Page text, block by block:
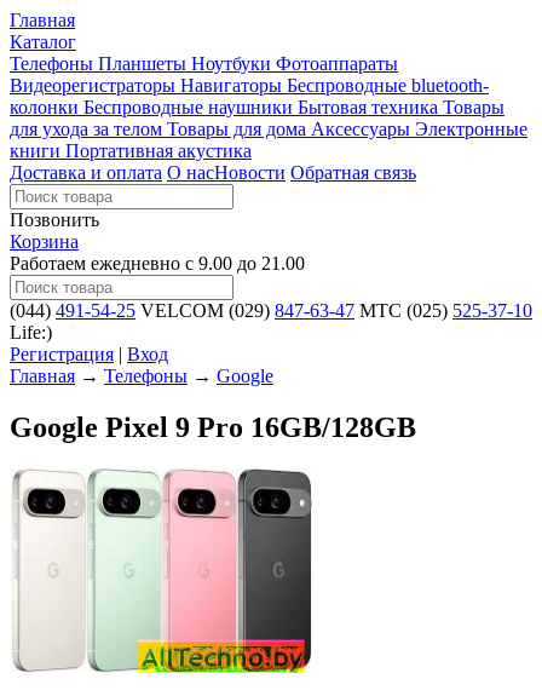
Главная
Каталог
Телефоны Планшеты Ноутбуки Фотоаппараты
Видеорегистраторы Навигаторы Беспроводные bluetooth-
колонки Беспроводные наушники Бытовая техника Товары
для ухода за телом Товары для дома Аксессуары Электронные
книги Портативная акустика
Доставка и оплата О насНовости Обратная связь
Позвонить
Корзина
Работаем ежедневно с 9.00 до 21.00
(044) 491-54-25 VELCOM (029) 847-63-47 MTC (025) 525-37-10
Life:)
Регистрация | Вход
Главная → Телефоны → Google
Google Pixel 9 Pro 16GB/128GB